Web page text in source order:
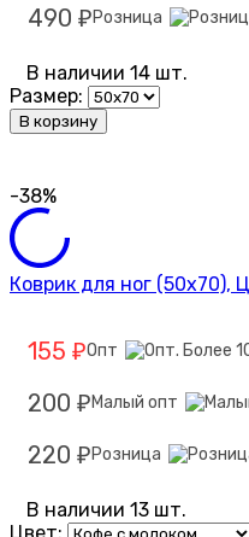
490 ₽ Розница
В наличии 14 шт.
Размер:
В корзину
-38%
Коврик для ног (50х70),
155 ₽Опт
200 ₽ Малый опт
220 ₽ Розница
В наличии 13 шт.